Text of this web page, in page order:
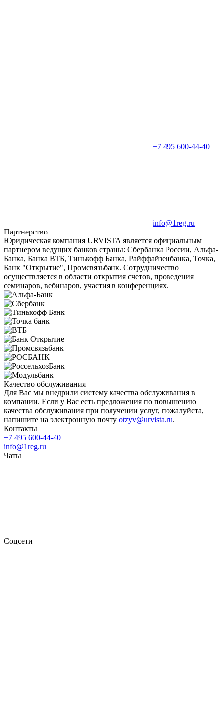
+7 495 600-44-40
info@1reg.ru
Партнерство
Юридическая компания URVISTA является официальным
партнером ведущих банков страны: Сбербанка России, Альфа-
Банка, Банка ВТБ, Тинькофф Банка, Райффайзенбанка, Точка,
Банк "Открытие", Промсвязьбанк. Сотрудничество
осуществляется в области открытия счетов, проведения
семинаров, вебинаров, участия в конференциях.
Качество обслуживания
Для Вас мы внедрили систему качества обслуживания в
компании. Если у Вас есть предложения по повышению
качества обслуживания при получении услуг, пожалуйста,
напишите на электронную почту otzyv@urvista.ru.
Контакты
+7 495 600-44-40
info@1reg.ru
Чаты
Соцсети